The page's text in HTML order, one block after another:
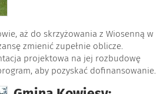
aż do skrzyżowania z Wiosenną w
zmienić zupełnie oblicze.
projektowa na jej rozbudowę
aby pozyskać dofinansowanie.